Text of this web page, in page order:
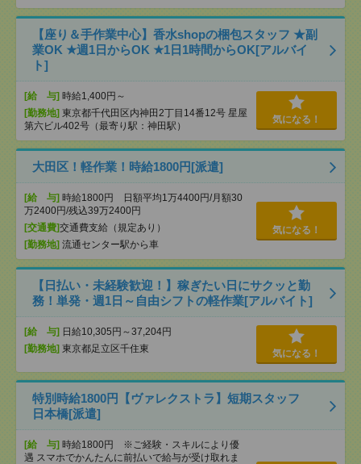
【座り＆手作業中心】香水shopの梱包スタッフ ★副
業OK ★週1日からOK ★1日1時間からOK[アルバイ
ト]
[給 与] 時給1,400円～
[勤務地] 東京都千代田区内神田2丁目14番12号 星屋
第六ビル402号（最寄り駅：神田駅）
気になる！
大田区！軽作業！時給1800円[派遣]
[給 与] 時給1800円 日額平均1万4400円/月額30
万2400円/残込39万2400円
[交通費]交通費支給（規定あり）
[勤務地] 流通センター駅から車
気になる！
【日払い・未経験歓迎！】稼ぎたい日にサクッと勤
務！単発・週1日～自由シフトの軽作業[アルバイト]
[給 与] 日給10,305円～37,204円
[勤務地] 東京都足立区千住東 気になる！
特別時給1800円【ヴァレクストラ】短期スタッフ
日本橋[派遣]
[給 与] 時給1800円 ※ご経験・スキルにより優
遇 スマホでかんたんに前払いで給与が受け取れま